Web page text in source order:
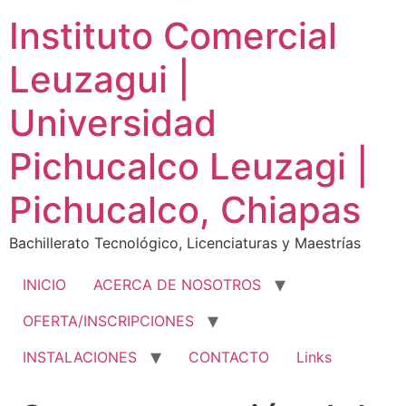
contenido
Instituto Comercial
Leuzagui |
Universidad
Pichucalco Leuzagi |
Pichucalco, Chiapas
Bachillerato Tecnológico, Licenciaturas y Maestrías
INICIO
ACERCA DE NOSOTROS
OFERTA/INSCRIPCIONES
INSTALACIONES
CONTACTO Links